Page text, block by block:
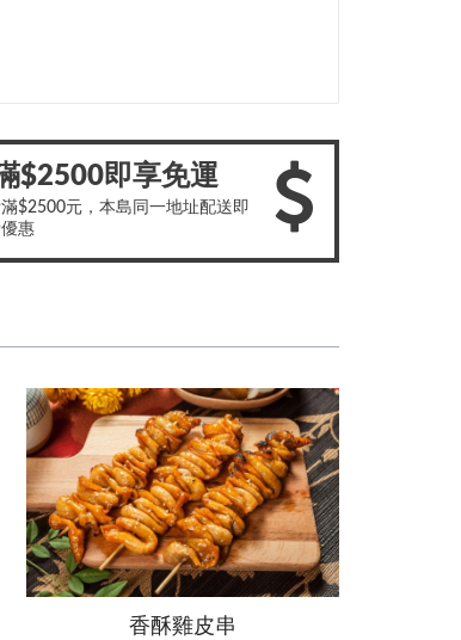
$2500即享免運
$2500元，本島同一地址配送即
惠
香酥雞皮串